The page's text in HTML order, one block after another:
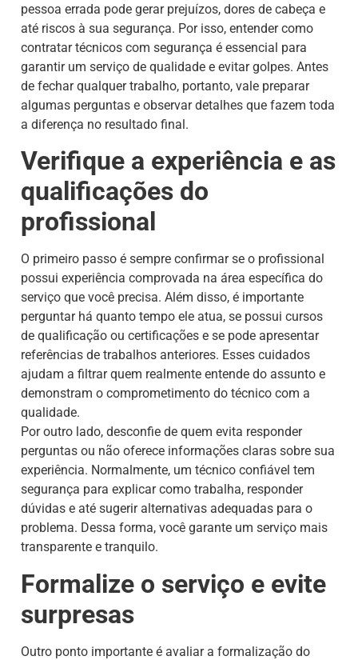
pessoa errada pode gerar prejuízos, dores de cabeça e
até riscos à sua segurança. Por isso, entender como
contratar técnicos com segurança é essencial para
garantir um serviço de qualidade e evitar golpes. Antes
de fechar qualquer trabalho, portanto, vale preparar
algumas perguntas e observar detalhes que fazem toda
a diferença no resultado final.
Verifique a experiência e as
qualificações do
profissional
O primeiro passo é sempre confirmar se o profissional
possui experiência comprovada na área específica do
serviço que você precisa. Além disso, é importante
perguntar há quanto tempo ele atua, se possui cursos
de qualificação ou certificações e se pode apresentar
referências de trabalhos anteriores. Esses cuidados
ajudam a filtrar quem realmente entende do assunto e
demonstram o comprometimento do técnico com a
qualidade.
Por outro lado, desconfie de quem evita responder
perguntas ou não oferece informações claras sobre sua
experiência. Normalmente, um técnico confiável tem
segurança para explicar como trabalha, responder
dúvidas e até sugerir alternativas adequadas para o
problema. Dessa forma, você garante um serviço mais
transparente e tranquilo.
Formalize o serviço e evite
surpresas
Outro ponto importante é avaliar a formalização do